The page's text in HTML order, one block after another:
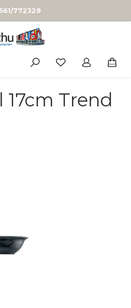
772329
Trend